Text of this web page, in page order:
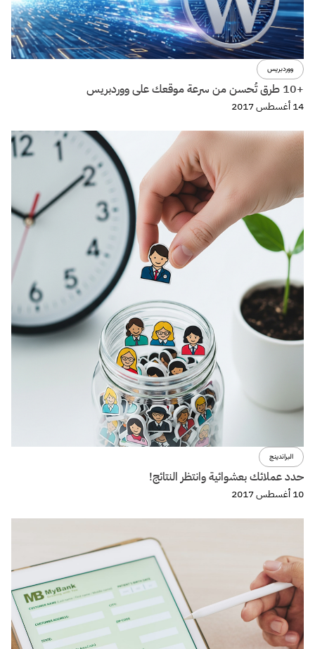
ووردبريس
+10 طرق تُحسن من سرعة موقعك على ووردبريس
14 أغسطس 2017
البراندينج
حدد عملائك بعشوائية وانتظر النتائج!
10 أغسطس 2017